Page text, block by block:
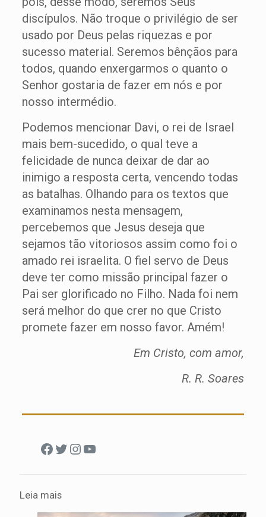
discípulos. Não troque o privilégio de ser
usado por Deus pelas riquezas e por
sucesso material. Seremos bênçãos para
todos, quando enxergarmos o quanto o
Senhor gostaria de fazer em nós e por
nosso intermédio.
Podemos mencionar Davi, o rei de Israel
mais bem-sucedido, o qual teve a
felicidade de nunca deixar de dar ao
inimigo a resposta certa, vencendo todas
as batalhas. Olhando para os textos que
examinamos nesta mensagem,
percebemos que Jesus deseja que
sejamos tão vitoriosos assim como foi o
amado rei israelita. O fiel servo de Deus
deve ter como missão principal fazer o
Pai ser glorificado no Filho. Nada foi nem
será melhor do que crer no que Cristo
promete fazer em nosso favor. Amém!
Em Cristo, com amor,
R. R. Soares
Facebook
Twitter
Instagram
Youtube
Leia mais